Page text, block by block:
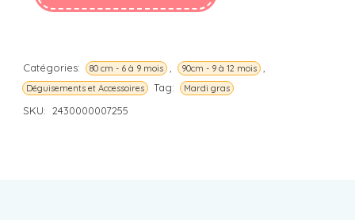
Catégories: 80 cm - 6 à 9 mois 90cm - 9 à 12 mois
Déguisements et Accessoires Tag: Mardi gras
SKU: 2430000007255